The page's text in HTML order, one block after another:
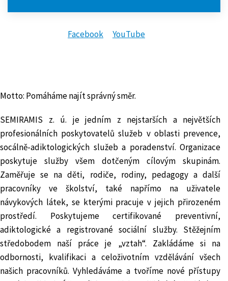
Facebook YouTube
Motto: Pomáháme najít správný směr.
SEMIRAMIS z. ú. je jedním z nejstarších a největších
profesionálních poskytovatelů služeb v oblasti prevence,
socálně-adiktologických služeb a poradenství. Organizace
poskytuje služby všem dotčeným cílovým skupinám.
Zaměřuje se na děti, rodiče, rodiny, pedagogy a další
pracovníky ve školství, také napřímo na uživatele
návykových látek, se kterými pracuje v jejich přirozeném
prostředí. Poskytujeme certifikované preventivní,
adiktologické a registrované sociální služby. Stěžejním
středobodem naší práce je „vztah“. Zakládáme si na
odbornosti, kvalifikaci a celoživotním vzdělávání všech
našich pracovníků. Vyhledáváme a tvoříme nové přístupy